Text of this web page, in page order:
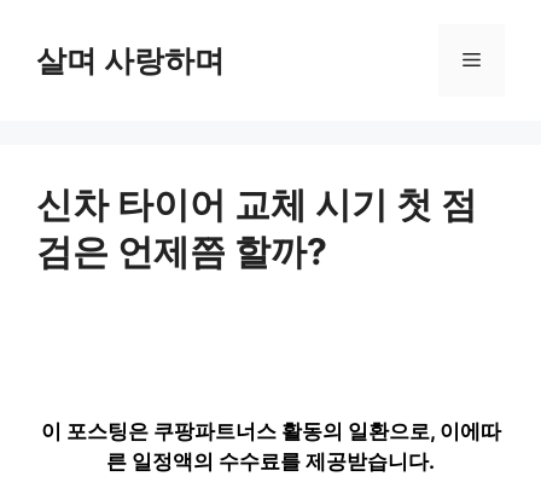
살며 사랑하며 메
신차 타이어 교체 시기 첫 점
검은 언제쯤 할까?
이 포스팅은 쿠팡파트너스 활동의 일환으로, 이에따
른 일정액의 수수료를 제공받습니다.